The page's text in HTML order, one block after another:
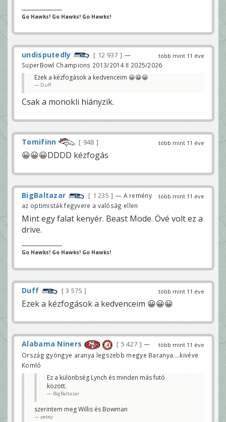
Go Hawks! Go Hawks! Go Hawks!
több mint 11 éve
undisputedly 12 937
—
SuperBowl Champions 2013/2014 II 2025/2026
Ezek a kézfogások a kedvenceim 😀😀😀
Duff
Csak a monokli hiányzik.
több mint 11 éve
Tomifinn 948
😀😀😀DDDD kézfogás
több mint 11 éve
BigBaltazar 1 235
— A remény
az optimisták fegyvere a valóság ellen
Mint egy falat kenyér. Beast Mode. Övé volt ez a
drive.
Go Hawks! Go Hawks! Go Hawks!
több mint 11 éve
Duff 3 575
Ezek a kézfogások a kedvenceim 😀😀😀
több mint 11 éve
Alabama Niners 5 427
—
Ország gyöngye aranya legszebb megye Baranya....kivéve
Komló
Ez a különbség Lynch és minden más futó
között.
BigBaltazar
szerintem meg Willis és Bowman
petey